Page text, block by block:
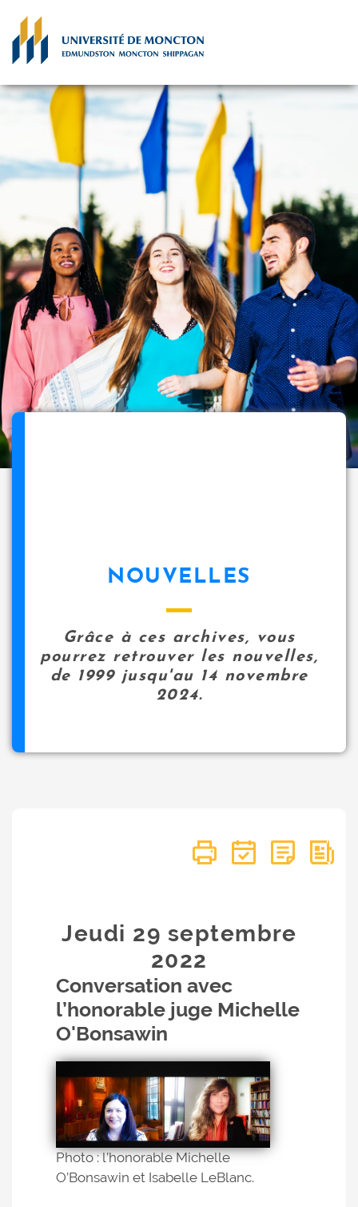
NOUVELLES
Grâce à ces archives, vous
pourrez retrouver les nouvelles,
de 1999 jusqu'au 14 novembre
2024.
Jeudi 29 septembre
2022
Conversation avec
l’honorable juge Michelle
O'Bonsawin
Photo : l’honorable Michelle
O’Bonsawin et Isabelle LeBlanc.